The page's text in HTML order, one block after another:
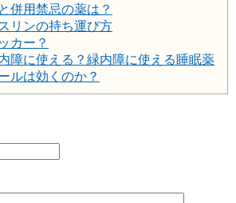
併用禁忌の薬は？
リンの持ち運び方
カー？
障に使える？緑内障に使える睡眠薬
ルは効くのか？